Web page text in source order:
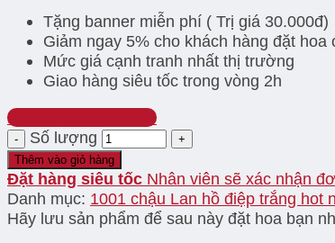
Tặng banner miễn phí ( Trị giá 30.000đ)
Giảm ngay 5% cho khách hàng đặt hoa
Mức giá cạnh tranh nhất thị trường
Giao hàng siêu tốc trong vòng 2h
Hotline: 0939516933
Số lượng
Thêm vào giỏ hàng
Đặt hàng siêu tốc Nhân viên sẽ xác nhận
Danh mục: 1001 chậu Lan hồ điệp trắng hot
Hãy lưu sản phẩm để sau này đặt hoa bạn